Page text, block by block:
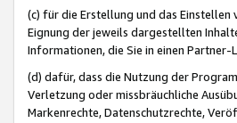
(c) für die Erstellung und das
Eignung der jeweils dargestellten
Informationen, die Sie in einen
(d) dafür, dass die Nutzung der
Verletzung oder missbräuchliche
Markenrechte, Datenschutzrechte,